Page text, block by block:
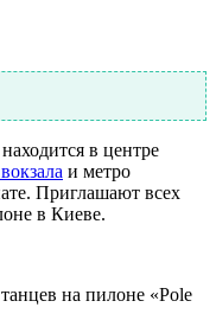
в центре
и метро
Приглашают всех
в Киеве.
на пилоне «Pole